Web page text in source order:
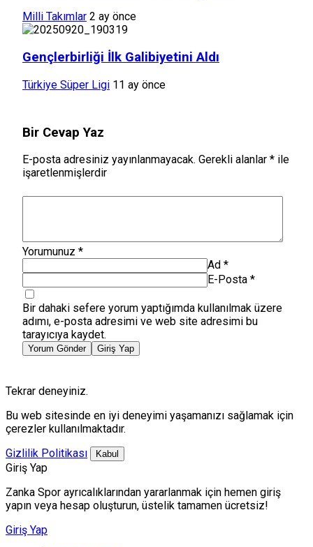
Milli Takımlar 2 ay önce
Gençlerbirliği İlk Galibiyetini Aldı
Türkiye Süper Ligi 11 ay önce
Bir Cevap Yaz
E-posta adresiniz yayınlanmayacak. Gerekli alanlar * ile
işaretlenmişlerdir
Yorumunuz *
Ad *
E-Posta *
Bir dahaki sefere yorum yaptığımda kullanılmak üzere
adımı, e-posta adresimi ve web site adresimi bu
tarayıcıya kaydet.
Yorum Gönder Giriş Yap
Tekrar deneyiniz.
Bu web sitesinde en iyi deneyimi yaşamanızı sağlamak için
çerezler kullanılmaktadır.
Gizlilik Politikası
Kabul
Giriş Yap
Zanka Spor ayrıcalıklarından yararlanmak için hemen giriş
yapın veya hesap oluşturun, üstelik tamamen ücretsiz!
Giriş Yap